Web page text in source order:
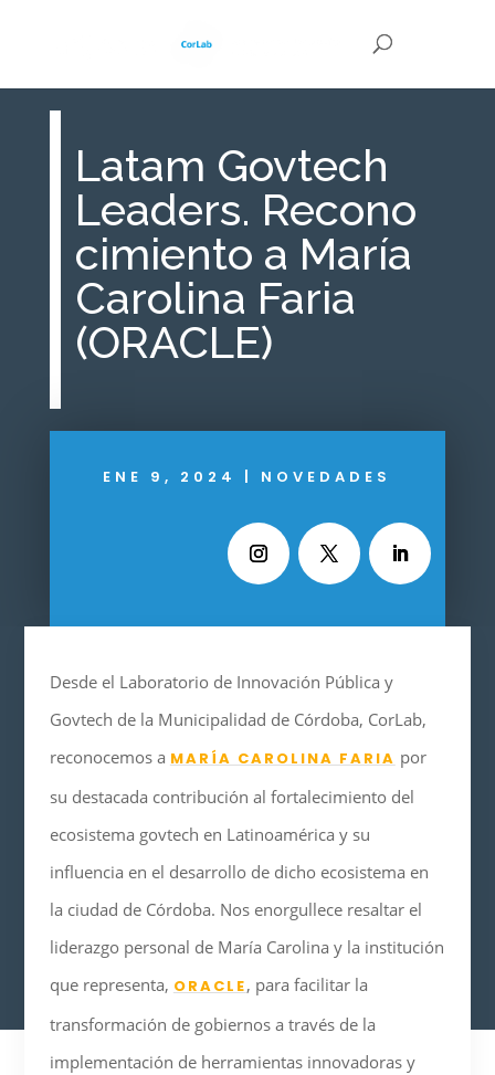
Latam Govtech
Leaders. Recono
cimiento a María
Carolina Faria
(ORACLE)
ENE 9, 2024 NOVEDADES
Desde el Laboratorio de Innovación Pública y
Govtech de la Municipalidad de Córdoba, CorLab,
reconocemos a MARÍA CAROLINA FARIA por
su destacada contribución al fortalecimiento del
ecosistema govtech en Latinoamérica y su
influencia en el desarrollo de dicho ecosistema en
la ciudad de Córdoba. Nos enorgullece resaltar el
liderazgo personal de María Carolina y la institución
que representa, ORACLE, para facilitar la
transformación de gobiernos a través de la
implementación de herramientas innovadoras y